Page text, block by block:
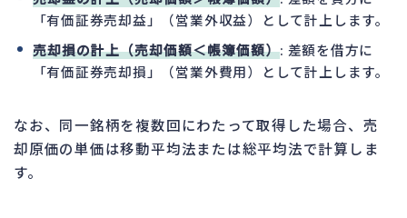
「有価証券売却益」（営業外収益）として計上します。
売却損の計上（売却価額＜帳簿価額）: 差額を借方に
「有価証券売却損」（営業外費用）として計上します。
なお、同一銘柄を複数回にわたって取得した場合、売
却原価の単価は移動平均法または総平均法で計算しま
す。